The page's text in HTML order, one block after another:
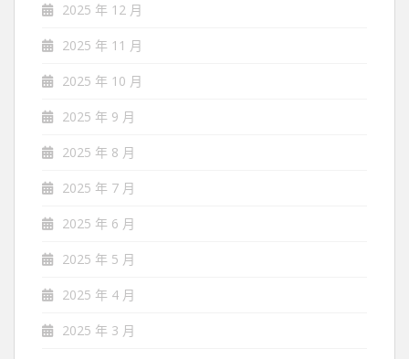
2025 年 12 月
2025 年 11 月
2025 年 10 月
2025 年 9 月
2025 年 8 月
2025 年 7 月
2025 年 6 月
2025 年 5 月
2025 年 4 月
2025 年 3 月